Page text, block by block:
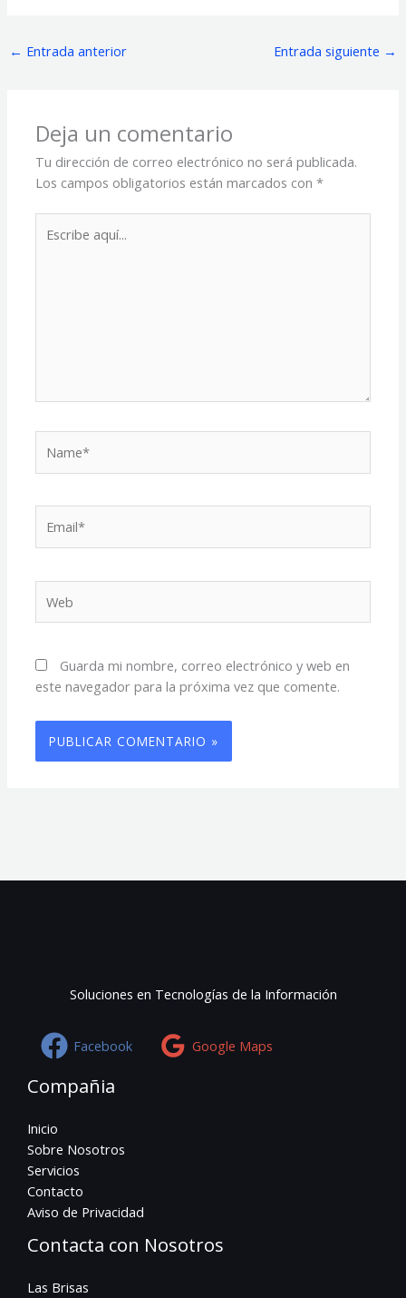
← Entrada anterior Entrada siguiente →
Deja un comentario
Tu dirección de correo electrónico no será publicada.
Los campos obligatorios están marcados con*
aquí...
Guarda mi nombre, correo electrónico y web en
este navegador para la próxima vez que comente.
Soluciones en Tecnologías de la Información
Facebook Google Maps
Compañia
Inicio
Sobre Nosotros
Servicios
Contacto
Aviso de Privacidad
Contacta con Nosotros
Las Brisas